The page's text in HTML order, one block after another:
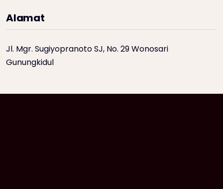
Alamat
Jl. Mgr. Sugiyopranoto SJ, No. 29 Wonosari
Gunungkidul